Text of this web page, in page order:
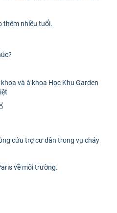
thêm nhiều tuổi.
và á khoa Học Khu Garden
cứu trợ cư dân trong vụ cháy
về môi trường.